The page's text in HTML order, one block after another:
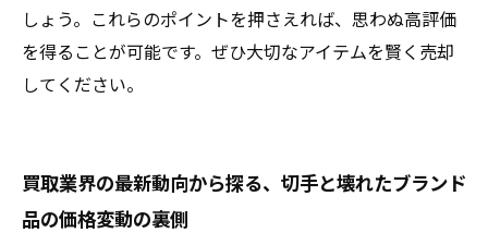
しょう。これらのポイントを押さえれば、思わぬ高評価
を得ることが可能です。ぜひ大切なアイテムを賢く売却
してください。
買取業界の最新動向から探る、切手と壊れたブランド
品の価格変動の裏側